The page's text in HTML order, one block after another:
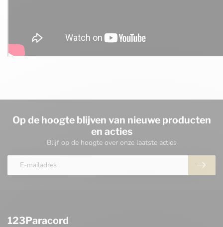
Op de hoogte blijven van nieuwe producten
en acties
Blijf op de hoogte over onze laatste acties
123Paracord